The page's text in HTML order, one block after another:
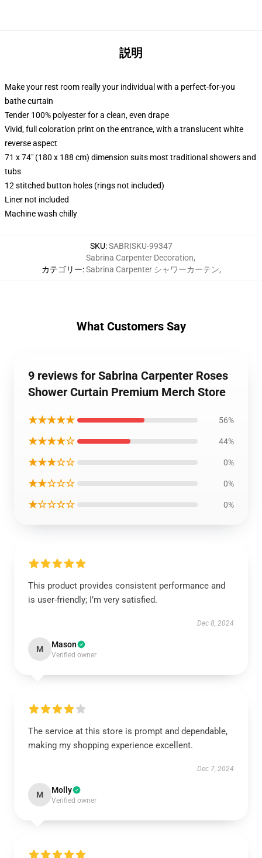
説明
Make your rest room really your individual with a perfect-for-you
bathe curtain
Tender 100% polyester for a clean, even drape
Vivid, full coloration print on the entrance, with a translucent white
reverse aspect
71 x 74" (180 x 188 cm) dimension suits most traditional showers and
tubs
12 stitched button holes (rings not included)
Liner not included
Machine wash chilly
SKU:SABRISKU-99347
カテゴリー:
Sabrina Carpenter Decoration,
Sabrina Carpenter シャワーカーテン,
What Customers Say
9 reviews for Sabrina Carpenter Roses
Shower Curtain Premium Merch Store
★★★★★ 56%
★★★★☆ 44%
★★★☆☆ 0%
★★☆☆☆ 0%
★☆☆☆☆ 0%
This product provides consistent performance and
is user-friendly; I’m very satisfied.
Dec 8, 2024
M Mason
Verified owner
The service at this store is prompt and dependable,
making my shopping experience excellent.
Dec 7, 2024
M Molly
Verified owner